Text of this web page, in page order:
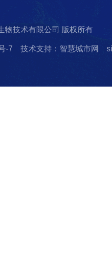
物技术有限公司 版权所有
-7 技术支持：智慧城市网